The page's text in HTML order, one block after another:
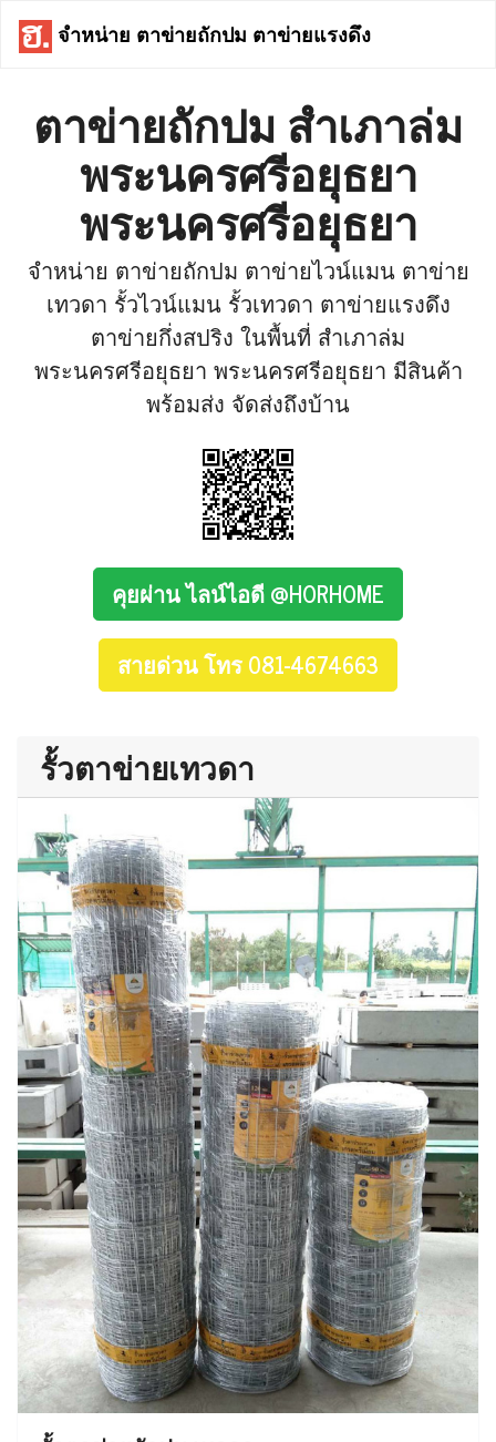
จำหน่าย ตาข่ายถักปม ตาข่ายแรงดึง
ตาข่ายถักปม สำเภาล่ม
พระนครศรีอยุธยา
พระนครศรีอยุธยา
จำหน่าย ตาข่ายถักปม ตาข่ายไวน์แมน ตาข่าย
เทวดา รั้วไวน์แมน รั้วเทวดา ตาข่ายแรงดึง
ตาข่ายกึ่งสปริง ในพื้นที่ สำเภาล่ม
พระนครศรีอยุธยา พระนครศรีอยุธยา มีสินค้า
พร้อมส่ง จัดส่งถึงบ้าน
คุยผ่าน ไลน์ไอดี @HORHOME
สายด่วน โทร 081-4674663
รั้วตาข่ายเทวดา